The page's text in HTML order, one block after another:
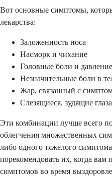
Вот основные симптомы,
лекарства:
Заложенность носа
Насморк и чихание
Головные боли и
Незначительные боли в
Жар, связанный с
Слезящиеся, зудящие
Эти комбинации лучше всего
облегчения множественных
либо одного тяжелого
порекомендовать их, когда вам
симптомов во время